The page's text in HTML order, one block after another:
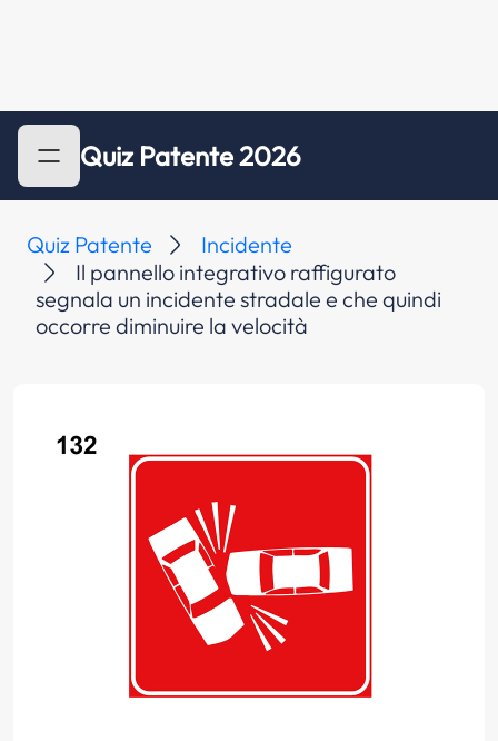
Quiz Patente 2026
Quiz Patente
Incidente
Il pannello integrativo raffigurato
segnala un incidente stradale e che quindi
occorre diminuire la velocità